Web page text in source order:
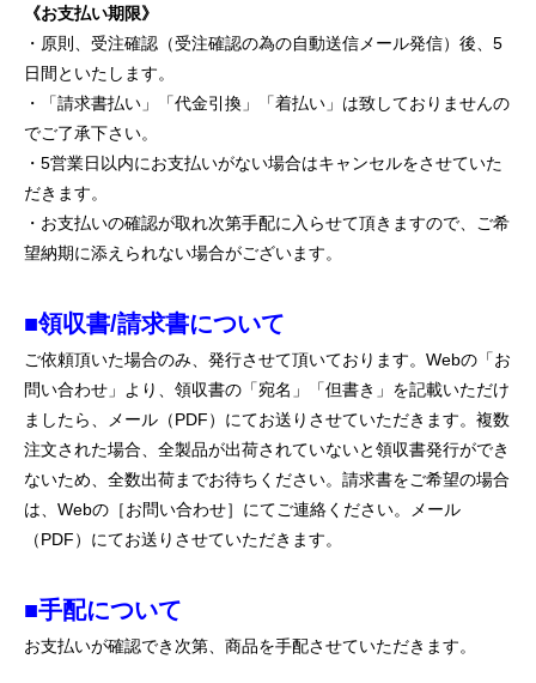
《お支払い期限》
・原則、受注確認（受注確認の為の自動送信メール発信）後、5
日間といたします。
・「請求書払い」「代金引換」「着払い」は致しておりませんの
でご了承下さい。
・5営業日以内にお支払いがない場合はキャンセルをさせていた
だきます。
・お支払いの確認が取れ次第手配に入らせて頂きますので、ご希
望納期に添えられない場合がございます。
■領収書/請求書について
ご依頼頂いた場合のみ、発行させて頂いております。Webの「お
問い合わせ」より、領収書の「宛名」「但書き」を記載いただけ
ましたら、メール（PDF）にてお送りさせていただきます。複数
注文された場合、全製品が出荷されていないと領収書発行ができ
ないため、全数出荷までお待ちください。請求書をご希望の場合
は、Webの［お問い合わせ］にてご連絡ください。メール
（PDF）にてお送りさせていただきます。
■手配について
お支払いが確認でき次第、商品を手配させていただきます。